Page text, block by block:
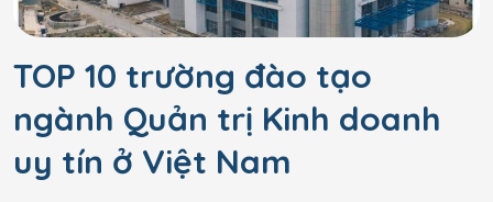
TOP 10 trường đào tạo
ngành Quản trị Kinh doanh
uy tín ở Việt Nam